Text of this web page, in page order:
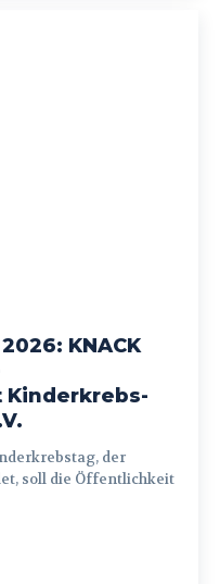
KNACK
soll die Öffentlichkeit